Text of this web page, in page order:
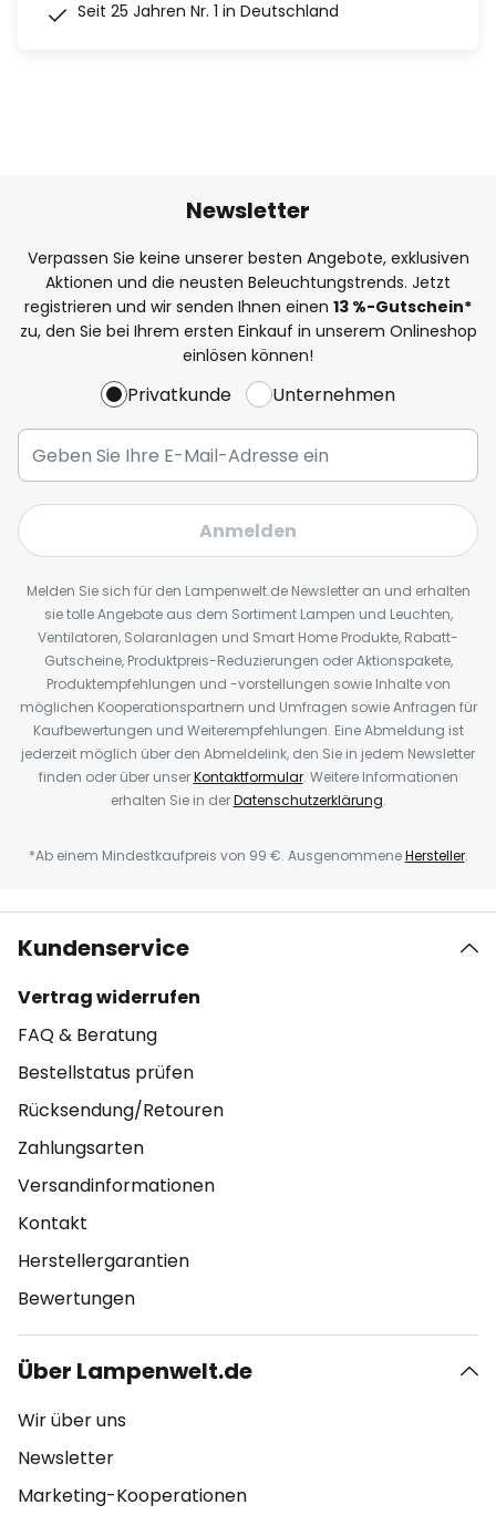
Seit 25 Jahren Nr. 1 in Deutschland
Newsletter
Verpassen Sie keine unserer besten Angebote, exklusiven
Aktionen und die neusten Beleuchtungstrends. Jetzt
registrieren und wir senden Ihnen einen 13 %-Gutschein*
zu, den Sie bei Ihrem ersten Einkauf in unserem Onlineshop
einlösen können!
Privatkunde Unternehmen
Anmelden
Melden Sie sich für den Lampenwelt.de Newsletter an und erhalten
sie tolle Angebote aus dem Sortiment Lampen und Leuchten,
Ventilatoren, Solaranlagen und Smart Home Produkte, Rabatt-
Gutscheine, Produktpreis-Reduzierungen oder Aktionspakete,
Produktempfehlungen und -vorstellungen sowie Inhalte von
möglichen Kooperationspartnern und Umfragen sowie Anfragen für
Kaufbewertungen und Weiterempfehlungen. Eine Abmeldung ist
jederzeit möglich über den Abmeldelink, den Sie in jedem Newsletter
finden oder über unserKontaktformular. Weitere Informationen
erhalten Sie in derDatenschutzerklärung.
*Ab einem Mindestkaufpreis von 99 €. AusgenommeneHersteller.
Kundenservice
Vertrag widerrufen
FAQ & Beratung
Bestellstatus prüfen
Rücksendung/Retouren
Zahlungsarten
Versandinformationen
Kontakt
Herstellergarantien
Bewertungen
Über Lampenwelt.de
Wir über uns
Newsletter
Marketing-Kooperationen